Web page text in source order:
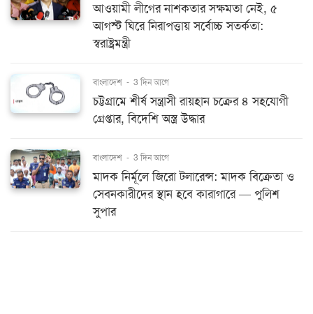
আওয়ামী লীগের নাশকতার সক্ষমতা নেই, ৫
আগস্ট ঘিরে নিরাপত্তায় সর্বোচ্চ সতর্কতা:
স্বরাষ্ট্রমন্ত্রী
বাংলাদেশ - 3 দিন আগে
চট্টগ্রামে শীর্ষ সন্ত্রাসী রায়হান চক্রের ৪ সহযোগী
গ্রেপ্তার, বিদেশি অস্ত্র উদ্ধার
বাংলাদেশ - 3 দিন আগে
মাদক নির্মূলে জিরো টলারেন্স: মাদক বিক্রেতা ও
সেবনকারীদের স্থান হবে কারাগারে — পুলিশ
সুপার